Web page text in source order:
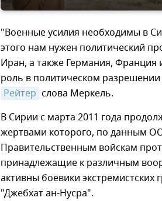
"Военные усилия необходимы в
этого нам нужен политический
Иран, а также Германия, Франция
роль в политическом
Рейтер слова Меркель.
В Сирии с марта 2011 года
жертвами которого, по данным
Правительственным войскам
принадлежащие к различным
активны боевики экстремистских
"Джебхат ан-Нусра".